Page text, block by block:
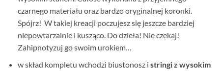
czarnego materiału oraz bardzo oryginalnej koronki.
Spójrz! W takiej kreacji poczujesz się jeszcze bardziej
niepowtarzalnie i kusząco. Do dzieła! Nie czekaj!
Zahipnotyzuj go swoim urokiem…
w skład kompletu wchodzi biustonosz i stringi z wysokim